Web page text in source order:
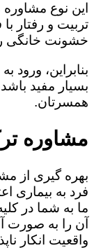
این نوع
تربیت و رفتار
خشونت خانگی
بنابراین،
بسیار مفید
همسرتان.
مشاوره
بهره گیری از
فرد به بیماری
ما به شما در
آن را به صورت
واقعیت انکار